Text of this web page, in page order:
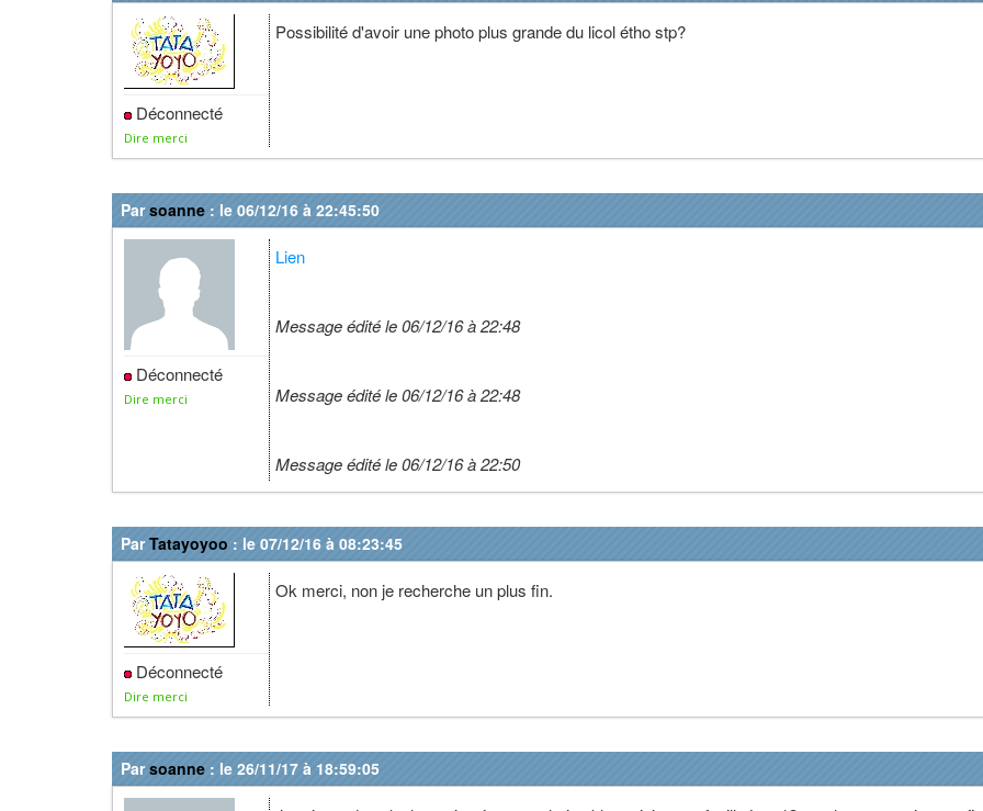
Déconnecté
Dire merci
Possibilité d'avoir une photo plus grande du licol étho stp?
Parsoanne : le 06/12/16 à 22:45:50
Déconnecté
Dire merci
Lien
Message édité le 06/12/16 à 22:48
Message édité le 06/12/16 à 22:48
Message édité le 06/12/16 à 22:50
ParTatayoyoo : le 07/12/16 à 08:23:45
Déconnecté
Dire merci
Ok merci, non je recherche un plus fin.
Parsoanne : le 26/11/17 à 18:59:05